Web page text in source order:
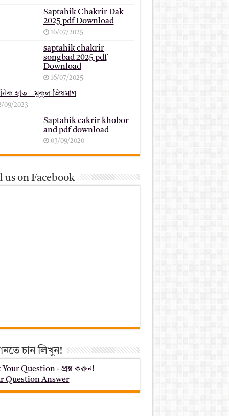
Saptahik Chakrir Dak
2025 pdf Download
16/07/2025
saptahik chakrir
songbad 2025 pdf
Download
16/07/2025
হাত _ মুকুল ম্রিয়মাণ
09/2023
Saptahik cakrir khobor
and pdf download
03/09/2020
us on Facebook
চান লিখুন!
Your Question - প্রশ্ন করুন!
Question Answer